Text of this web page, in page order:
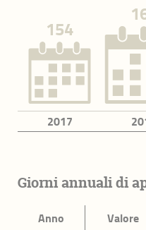
154
2017
Giorni annuali di
Anno Valore
Legalità e supporto alle
Istruzione e cultura
Nidi d'infanzia
Scuole dell'infanzia
Autonomia scolastica e
Sostegno alla fragilità e ai